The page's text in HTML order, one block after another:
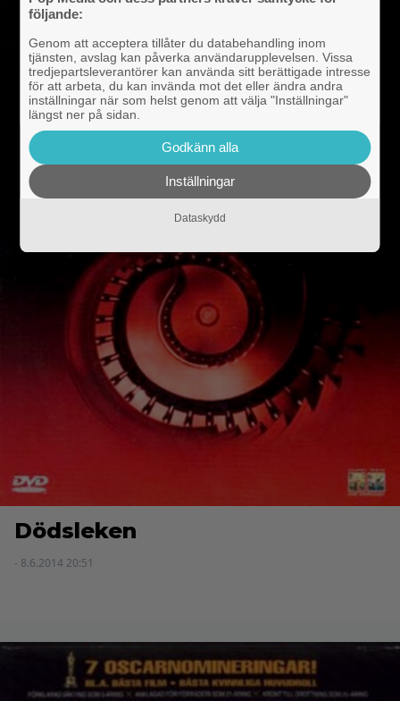
Dödsleken
- 8.6.2014 20:51
följande:
Genom att acceptera tillåter du databehandling inom
tjänsten, avslag kan påverka användarupplevelsen. Vissa
tredjepartsleverantörer kan använda sitt berättigade intresse
för att arbeta, du kan invända mot det eller ändra andra
inställningar när som helst genom att välja "Inställningar"
längst ner på sidan.
Godkänn alla
Inställningar
Dataskydd